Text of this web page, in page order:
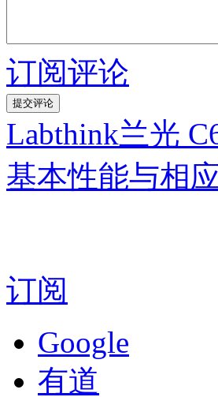
订阅评论
Labthink兰光
基本性能与相
订阅
Google
有道